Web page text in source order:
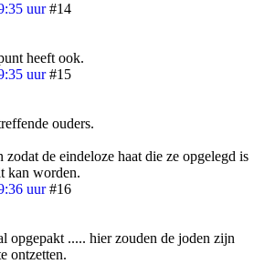
uur #14
heeft ook.
uur #15
ouders.
zodat de eindeloze haat die ze opgelegd is
kan worden.
uur #16
opgepakt ..... hier zouden de joden zijn
ontzetten.